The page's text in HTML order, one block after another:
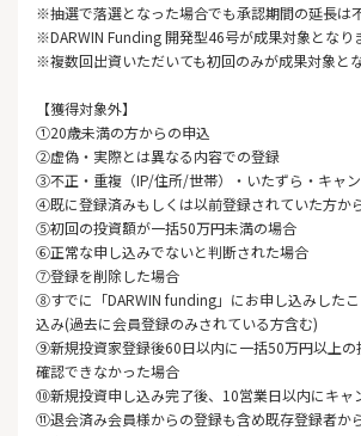
※抽選で落選となった場合でも承認期間の延長は
※DARWIN Funding 開発型46号が成果対象となり
※複数回出資いただいても初回のみが成果対象とな
【獲得対象外】
①20歳未満の方からの申込
②虚偽・実際とは異なる内容での登録
③不正・重複（IP/住所/世帯）・いたずら・キャ
④既に登録済みもしくは以前登録されていた方か
⑤初回の投資額が一括50万円未満の場合
⑥正常な申し込みでないと判断された場合
⑦登録を削除した場合
⑧すでに「DARWIN funding」にお申し込みした
込み(過去に会員登録のみされている方含む)
⑨新規投資家登録後60日以内に一括50万円以上の
確認できなかった場合
⑩新規投資申し込み完了後、10営業日以内にキャ
⑪退会済み会員様からの登録も含め既存登録者か